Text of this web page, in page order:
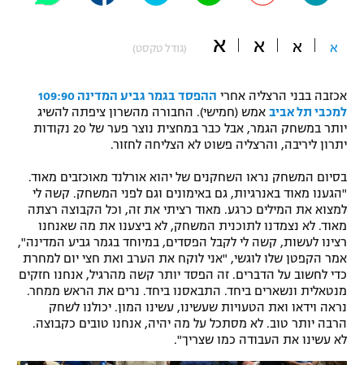
תקנון משתתפים וזוכים בפרסים
תקנון עבור פעילות ספורט 1 – "מרלן"
טניס
גיימינג E-Sports
תנאי שימוש
מדיניות פרטיות
תקנון פעילות ספורט 1
כדורמים
פוטבול אמריקאי NFL
בייסבול MLB
ספורט אתגרי ואקסטרים
אומנויות לחימה
גיימינג E-Sports
א א א א (גודל טקסט)
אכזבה בבני הרצליה אחרי
ההפסד בגמר גביע המדינה 109:90
למכבי תל אביב אמש (חמישי). החבורה מהשרון ציפתה להשיג
יותר במשחק הגמר, אבל כבר במחצית נוצר פער של 20 נקודות
יתרון ליריבה, והרצליה פשוט לא הצליחה לחזור.
בסיום המשחק נראו השחקנים של יהוא אורלנד מאוכזבים מאוד.
"הגענו מאוד באנרגיות, גם באימונים וגם לפני המשחק. קשה לי
למצוא את המילים כרגע. מאוד רציתי את זה, וכל הקבוצה רצתה
מאוד. לא נצמדנו לתוכנית המשחק, לא ביצענו את מה שאנחנו
רצינו לעשות, קשה לי לקבל הפסדים, במיוחד בגמר גביע המדינה",
אמר הקפטן שלו לוגשי, "אני לוקח את הערב ואת חצי יום למחרת
כדי לחשוב על הדברים. זה הפסד יותר קשה מהרגיל, אנחנו חזקים
מנטאלית ונשארים ביחד. התבאסנו ביחד. נרים את הראש ממחר.
נראה וידאו ואת הטעויות שעשינו, עשינו המון. יכולנו לשחק
הרבה יותר טוב. לא מסתכל על מה יהיה, אנחנו טובים כקבוצה.
לא עשינו את העבודה כמו שצריך".